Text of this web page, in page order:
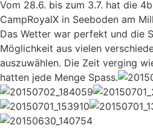
Vom 28.6. bis zum 3.7. hat die
CampRoyalX in Seeboden am
Das Wetter war perfekt und die
Möglichkeit aus vielen
auszuwählen. Die Zeit verging
hatten jede Menge Spass.